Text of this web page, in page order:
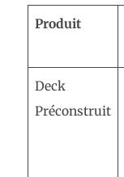
Produit
Deck
Préconstruit